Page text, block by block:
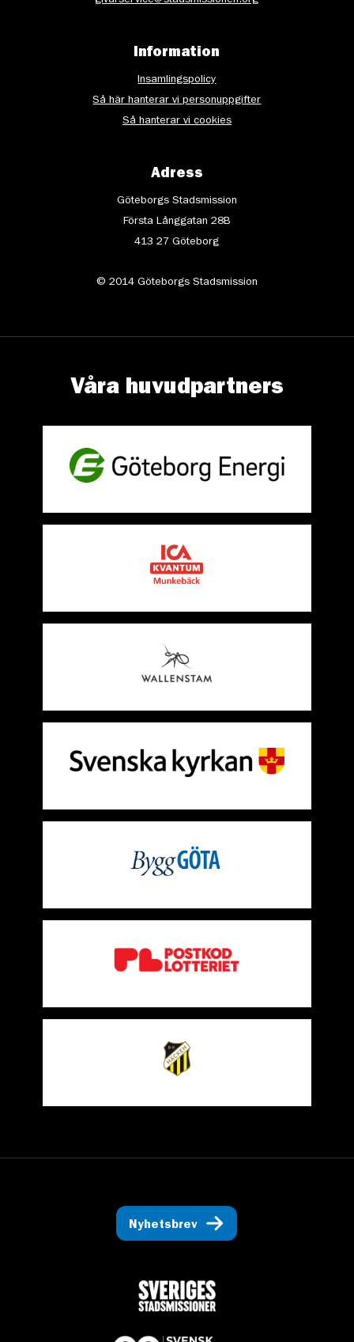
Information
Insamlingspolicy
Så här hanterar vi personuppgifter
Så hanterar vi cookies
Adress
Göteborgs Stadsmission
Första Långgatan 28B
413 27 Göteborg
© 2014 Göteborgs Stadsmission
Våra huvudpartners
Nyhetsbrev